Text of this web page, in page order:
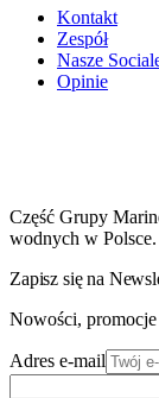
Kontakt
Zespół
Nasze
Opinie
Część Grupy
wodnych w Polsce.
Zapisz się na
Nowości,
Adres e-mail